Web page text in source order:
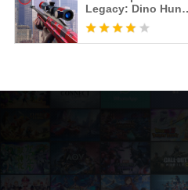
Legacy: Dino Hunt
& Shooter 3D